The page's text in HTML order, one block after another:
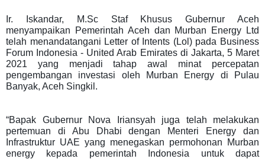
Ir. Iskandar, M.Sc Staf Khusus Gubernur Aceh
menyampaikan Pemerintah Aceh dan Murban Energy Ltd
telah menandatangani Letter of Intents (Lol) pada Business
Forum Indonesia - United Arab Emirates di Jakarta, 5 Maret
2021 yang menjadi tahap awal minat percepatan
pengembangan investasi oleh Murban Energy di Pulau
Banyak, Aceh Singkil.
“Bapak Gubernur Nova Iriansyah juga telah melakukan
pertemuan di Abu Dhabi dengan Menteri Energy dan
Infrastruktur UAE yang menegaskan permohonan Murban
energy kepada pemerintah Indonesia untuk dapat